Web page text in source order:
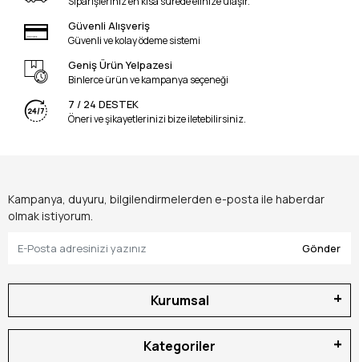
Güvenli Alışveriş
Güvenli ve kolay ödeme sistemi
Geniş Ürün Yelpazesi
Binlerce ürün ve kampanya seçeneği
7 / 24 DESTEK
Öneri ve şikayetlerinizi bize iletebilirsiniz.
Kampanya, duyuru, bilgilendirmelerden e-posta ile haberdar
olmak istiyorum.
Gönder
Kurumsal
Kategoriler